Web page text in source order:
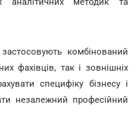
комбінований
фахівців, так і зовнішніх
специфіку бізнесу і
незалежний професійний